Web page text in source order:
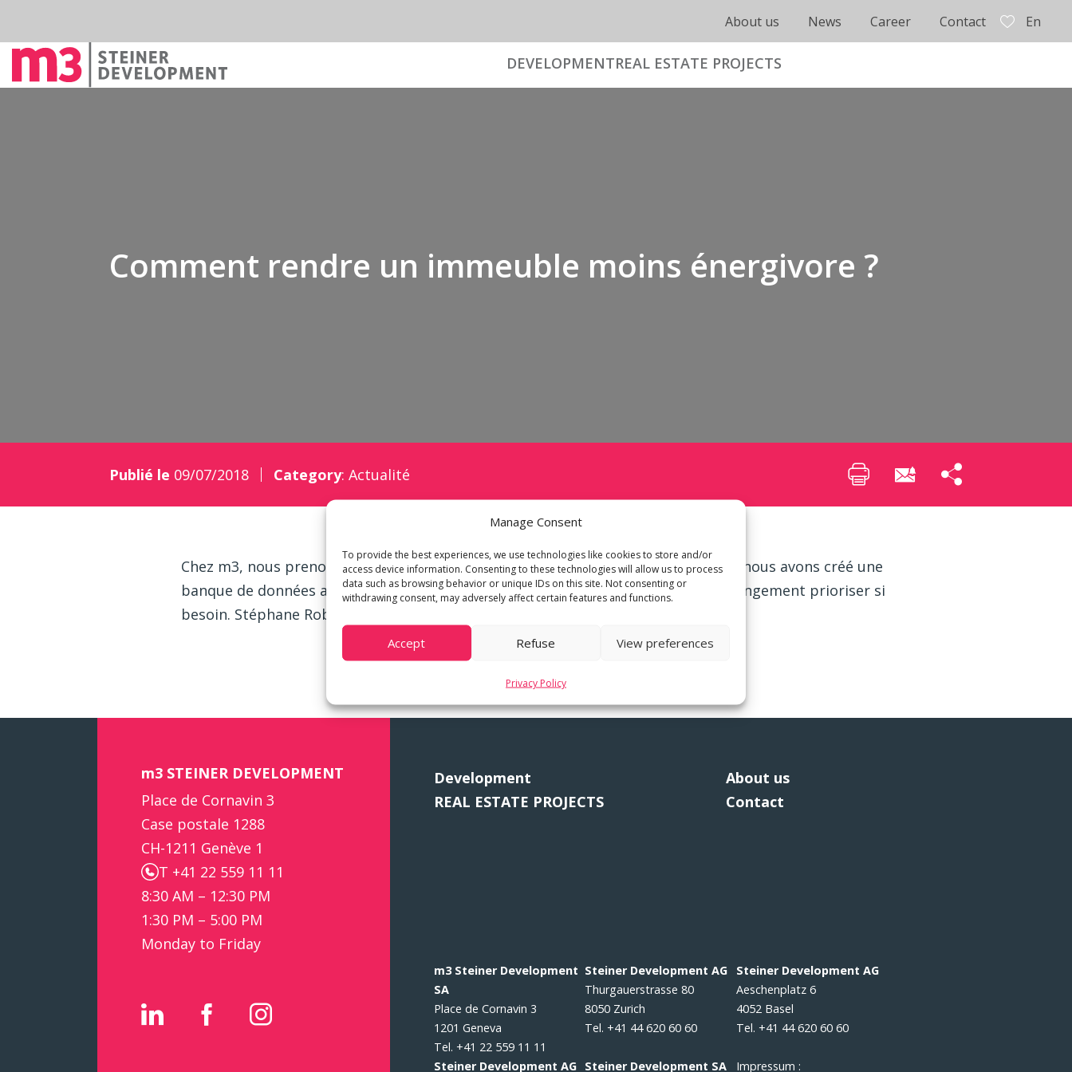
Manage Consent
To provide the best experiences, we use technologies like cookies to store and/or
access device information. Consenting to these technologies will allow us to process
data such as browsing behavior or unique IDs on this site. Not consenting or
withdrawing consent, may adversely affect certain features and functions.
Accept Refuse View preferences
Privacy Policy
About us News Career Contact En
DEVELOPMENTREAL ESTATE PROJECTS
Comment rendre un immeuble moins énergivore ?
Publié le 09/07/2018 Category: Actualité
Chez m3, nous prenons les dépenses énergétiques très au sérieux c’est pourquoi nous avons créé une
banque de données avec un maximum d’informations afin de déterminer quel changement prioriser si
besoin. Stéphane Robyr, directeur du
m3 STEINER DEVELOPMENT
Place de Cornavin 3
Case postale 1288
CH-1211 Genève 1
T +41 22 559 11 11
8:30 AM – 12:30 PM
1:30 PM – 5:00 PM
Monday to Friday
Development
REAL ESTATE PROJECTS
About us
Contact
m3 Steiner Development
SA
Place de Cornavin 3
1201 Geneva
Tel. +41 22 559 11 11
Steiner Development AG
Thurgauerstrasse 80
8050 Zurich
Tel. +41 44 620 60 60
Steiner Development AG
Aeschenplatz 6
4052 Basel
Tel. +41 44 620 60 60
Steiner Development AG Steiner Development SA Impressum :